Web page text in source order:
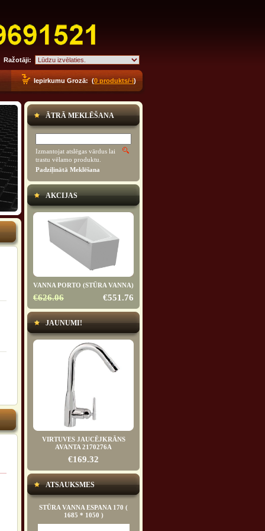
Ražotāji:
Iepirkumu Grozā: (0 produkts/-i)
ĀTRĀ MEKLĒŠANA
Izmantojat atslēgas vārdus lai
trastu vēlamo produktu.
Padziļinātā Meklēšana
AKCIJAS
VANNA PORTO (STŪRA VANNA)
€626.06 €551.76
JAUNUMI!
VIRTUVES JAUCĒJKRĀNS
AVANTA 2170276A
€169.32
ATSAUKSMES
STŪRA VANNA ESPANA 170 (
1685 * 1050 )